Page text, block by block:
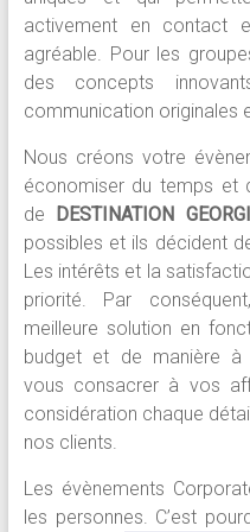
activement en contact
agréable. Pour les
des concepts
communication originales
Nous créons votre
économiser du temps et
de
DESTINATION
possibles et ils décident
Les intérêts et la
priorité. Par
meilleure solution en
budget et de manière
vous consacrer à vos
considération chaque
nos clients.
Les évènements
les personnes. C’est